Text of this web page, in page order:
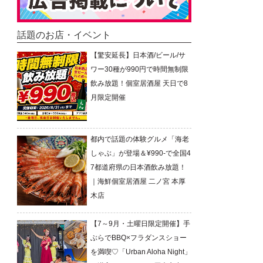
話題のお店・イベント
【驚安延長】日本酒/ビール/サ
ワー30種が990円で時間無制限
飲み放題！個室居酒屋 天日で8
月限定開催
都内で話題の体験グルメ「海老
しゃぶ」が登場＆¥990-で全国4
7都道府県の日本酒飲み放題！
｜海鮮個室居酒屋 二ノ宮 本厚
木店
【7～9月・土曜日限定開催】手
ぶらでBBQ×フラダンスショー
を満喫♡「Urban Aloha Night」